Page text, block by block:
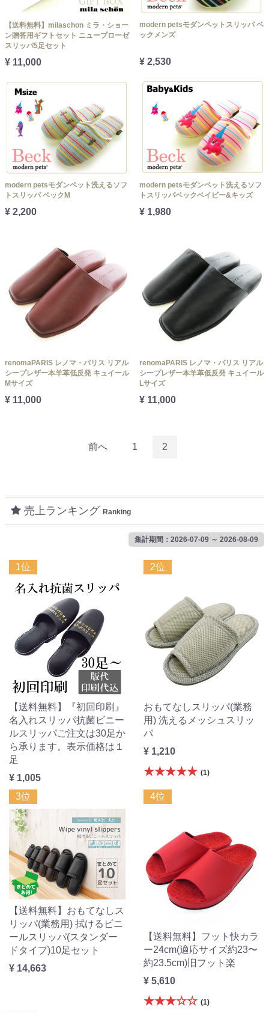
【送料無料】milaschon ミラ・ショー
ン贈答用ギフトセット ニュープローゼ
スリッパ5足セット
¥ 11,000
modern petsモダンペットスリッパ ベ
ックメンズ
¥ 2,530
modern petsモダンペット洗えるソフ
トスリッパ ベックM
¥ 2,200
modern petsモダンペット洗えるソフ
トスリッパベックベイビー&キッズ
¥ 1,980
renomaPARIS レノマ・パリス リアル
シープレザー本羊革低反発 キュイール
Mサイズ
¥ 11,000
renomaPARIS レノマ・パリス リアル
シープレザー本羊革低反発 キュイール
Lサイズ
¥ 11,000
前へ 1 2
売上ランキング Ranking
集計期間：2026-07-09 ～ 2026-08-09
1位
【送料無料】『初回印刷』
名入れスリッパ抗菌ビニー
ルスリッパご注文は30足か
ら承ります。表示価格は１
足
¥ 1,005
2位
おもてなしスリッパ(業務
用) 洗えるメッシュスリッ
パ
¥ 1,210
★★★★★ (1)
3位
【送料無料】おもてなしス
リッパ(業務用) 拭けるビニ
ールスリッパ(スタンダー
ドタイプ)10足セット
¥ 14,663
4位
【送料無料】フット快カラ
ー24cm(適応サイズ約23〜
約23.5cm)旧フット楽
¥ 5,610
★★★☆☆ (1)